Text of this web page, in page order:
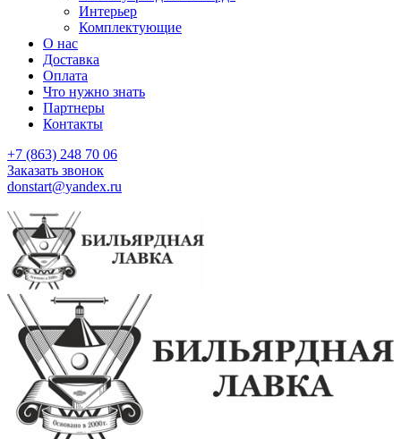
Интерьер
Комплектующие
О нас
Доставка
Оплата
Что нужно знать
Партнеры
Контакты
+7 (863) 248 70 06
Заказать звонок
donstart@yandex.ru